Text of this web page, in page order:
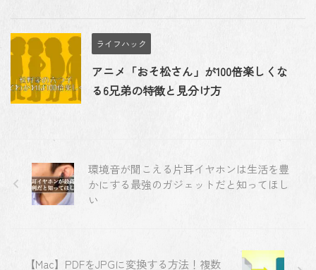
ライフハック
アニメ「おそ松さん」が100倍楽しくな
る6兄弟の特徴と見分け方
環境音が聞こえる片耳イヤホンは生活を豊
かにする最強のガジェットだと知ってほし
い
【Mac】PDFをJPGに変換する方法！複数